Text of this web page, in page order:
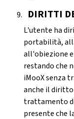
DIRITTI
L'utente ha
portabilità,
all'obiezione
restando che
iMooX senza
anche il diritto
trattamento
presente che